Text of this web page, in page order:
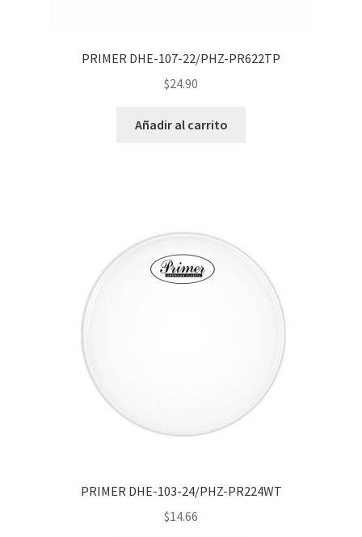
PRIMER DHE-107-22/PHZ-PR622TP
$24.90
Añadir al carrito
PRIMER DHE-103-24/PHZ-PR224WT
$14.66